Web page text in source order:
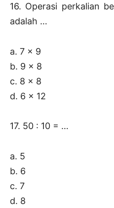
16. Operasi perkalian
adalah …
a. 7 x 9
b. 9 x 8
c. 8 x 8
d. 6 x 12
17. 50 : 10 = …
a. 5
b. 6
c. 7
d. 8